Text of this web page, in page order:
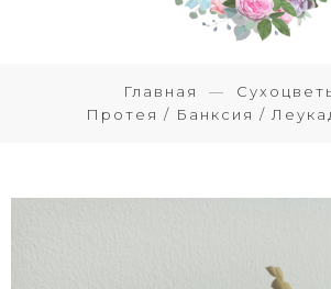
Главная
Протея / Банксия /